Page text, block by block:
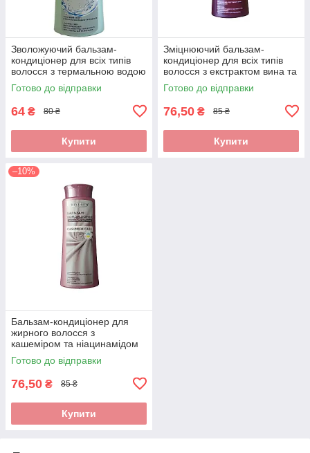
Зволожуючий бальзам-
кондиціонер для всіх типів
волосся з термальною водою
та муцином VladiCom
Thermal Care 250 мл
Готово до відправки
64 ₴ 80 ₴
Купити
Зміцнюючий бальзам-
кондиціонер для всіх типів
волосся з екстрактом вина та
пантенолом VladiCom Vino
Care 250 мл
Готово до відправки
76,50 ₴ 85 ₴
Купити
–10%
Бальзам-кондиціонер для
жирного волосся з
кашеміром та ніацинамідом
VladiCom Cashmere Care 250
мл
Готово до відправки
76,50 ₴ 85 ₴
Купити